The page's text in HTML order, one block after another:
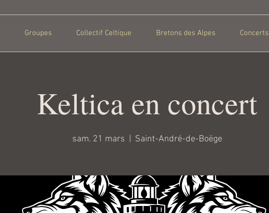
Groupes Collectif Celtique Bretons des Alpes Concerts
Keltica en concert
sam. 21 mars Saint-André-de-Boëge